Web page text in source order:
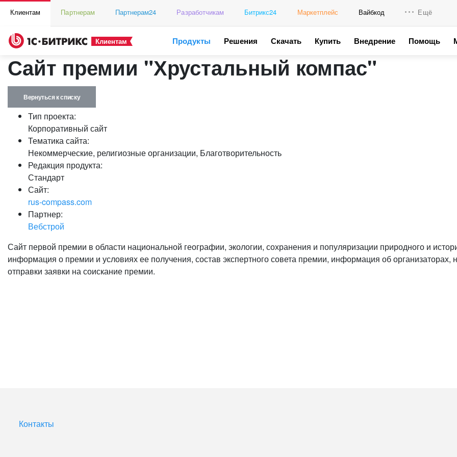
Клиентам Партнерам Партнерам24 Разработчикам Битрикс24 Маркетплейс Вайбкод Ещё
Клиентам Продукты Решения Скачать Купить Внедрение Помощь
Сайт премии "Хрустальный компас"
Вернуться к списку
Тип проекта:
Корпоративный сайт
Тематика сайта:
Некоммерческие, религиозные организации, Благотворительность
Редакция продукта:
Стандарт
Сайт:
rus-compass.com
Партнер:
Вебстрой
Сайт первой премии в области национальной географии, экологии, сохранения и популяризации природного и
информация о премии и условиях ее получения, состав экспертного совета премии, информация об
отправки заявки на соискание премии.
Контакты